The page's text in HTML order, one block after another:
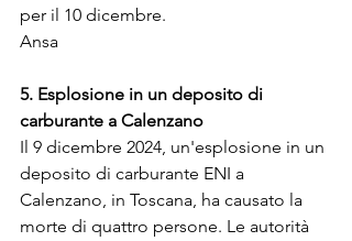
per il 10 dicembre.
Ansa
5. Esplosione in un deposito di
carburante a Calenzano
Il 9 dicembre 2024, un'esplosione in un
deposito di carburante ENI a
Calenzano, in Toscana, ha causato la
morte di quattro persone. Le autorità